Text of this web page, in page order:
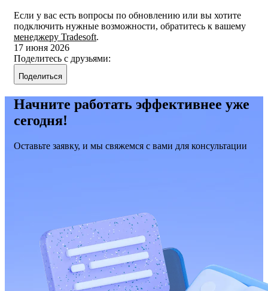
Если у вас есть вопросы по обновлению или вы хотите
подключить нужные возможности, обратитесь к вашему
менеджеру Tradesoft.
17 июня 2026
Поделитесь с друзьями:
Поделиться
Начните работать эффективнее уже
сегодня!
Оставьте заявку, и мы свяжемся с вами для консультации